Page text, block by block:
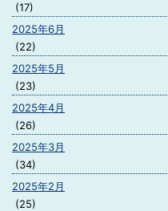
(17)
2025年6月
(22)
2025年5月
(23)
2025年4月
(26)
2025年3月
(34)
2025年2月
(25)